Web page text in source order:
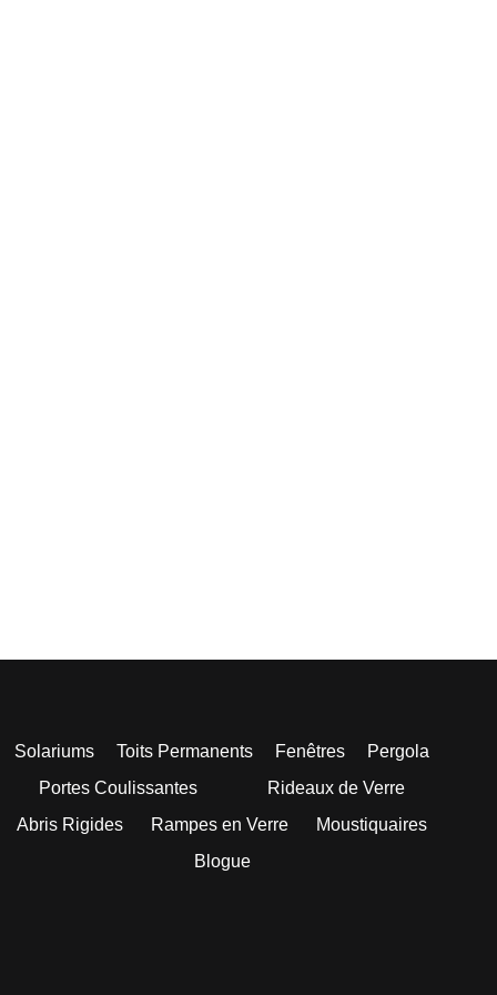
Solariums Toits Permanents Fenêtres
Pergola
Portes Coulissantes
Rideaux de Verre
Abris Rigides
Rampes en Verre
Moustiquaires
Blogue